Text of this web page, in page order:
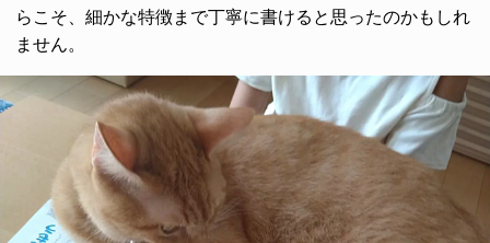
らこそ、細かな特徴まで丁寧に書けると思ったのかもしれ
ません。